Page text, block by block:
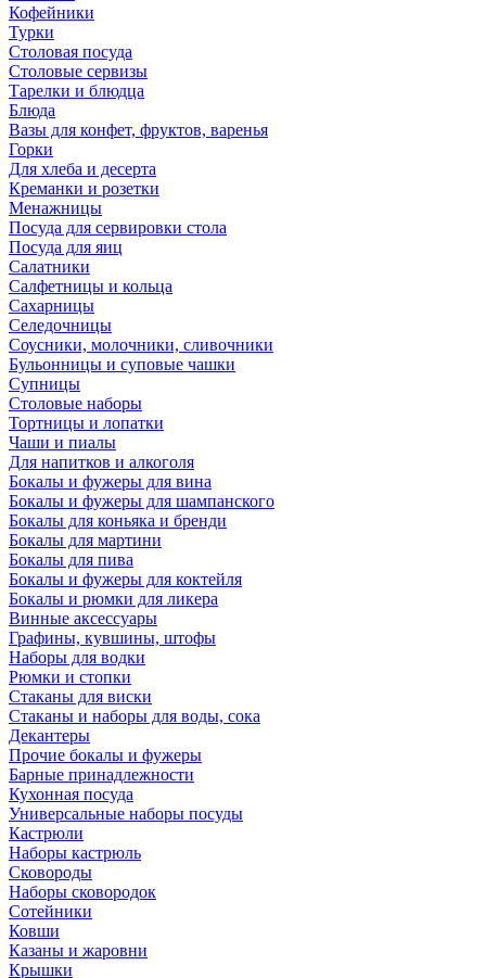
Кофейники
Турки
Столовая посуда
Столовые сервизы
Тарелки и блюдца
Блюда
Вазы для конфет, фруктов, варенья
Горки
Для хлеба и десерта
Креманки и розетки
Менажницы
Посуда для сервировки стола
Посуда для яиц
Салатники
Салфетницы и кольца
Сахарницы
Селедочницы
Соусники, молочники, сливочники
Бульонницы и суповые чашки
Супницы
Столовые наборы
Тортницы и лопатки
Чаши и пиалы
Для напитков и алкоголя
Бокалы и фужеры для вина
Бокалы и фужеры для шампанского
Бокалы для коньяка и бренди
Бокалы для мартини
Бокалы для пива
Бокалы и фужеры для коктейля
Бокалы и рюмки для ликера
Винные аксессуары
Графины, кувшины, штофы
Наборы для водки
Рюмки и стопки
Стаканы для виски
Стаканы и наборы для воды, сока
Декантеры
Прочие бокалы и фужеры
Барные принадлежности
Кухонная посуда
Универсальные наборы посуды
Кастрюли
Наборы кастрюль
Сковороды
Наборы сковородок
Сотейники
Ковши
Казаны и жаровни
Крышки